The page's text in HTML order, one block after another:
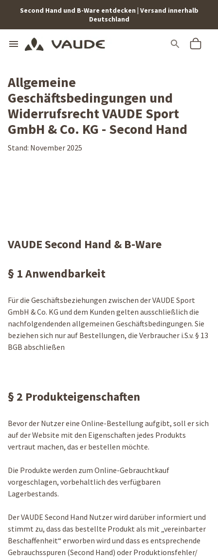
Second Hand und B-Ware entdecken | Versand innerhalb
Deutschland
Allgemeine
Geschäftsbedingungen und
Widerrufsrecht VAUDE Sport
GmbH & Co. KG - Second Hand
Stand: November 2025
VAUDE Second Hand & B-Ware
§ 1 Anwendbarkeit
Für die Geschäftsbeziehungen zwischen der VAUDE Sport
GmbH & Co. KG und dem Kunden gelten ausschließlich die
nachfolgendenden allgemeinen Geschäftsbedingungen. Sie
beziehen sich nur auf Bestellungen, die Verbraucher i.S.v. § 13
BGB abschließen
§ 2 Produkteigenschaften
Bevor der Nutzer eine Online-Bestellung aufgibt, soll er sich
auf der Website mit den Eigenschaften jedes Produkts
vertraut machen, das er bestellen möchte.
Die Produkte werden zum Online-Gebrauchtkauf
vorgeschlagen, vorbehaltlich des verfügbaren
Lagerbestands.
Der VAUDE Second Hand Nutzer wird darüber informiert und
stimmt zu, dass das bestellte Produkt als mit „vereinbarter
Beschaffenheit“ erworben wird und dass es entsprechende
Gebrauchsspuren (Second Hand) oder Produktionsfehler/